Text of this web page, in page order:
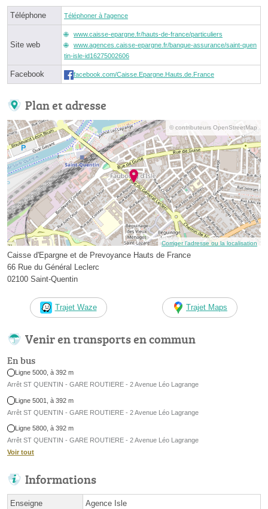
Téléphone Téléphoner à l'agence
Site web
www.caisse-epargne.fr/hauts-de-france/particuliers
www.agences.caisse-epargne.fr/banque-assurance/saint-quen
tin-isle-id16275002606
Facebook facebook.com/Caisse.Epargne.Hauts.de.France
Plan et adresse
© contributeurs OpenStreetMap
Corriger l’adresse ou la localisation
Caisse d'Epargne et de Prevoyance Hauts de France
66 Rue du Général Leclerc
02100 Saint-Quentin
Trajet Waze Trajet Maps
Venir en transports en commun
En bus
Ligne 5000, à 392 m
Arrêt ST QUENTIN - GARE ROUTIERE - 2 Avenue Léo Lagrange
Ligne 5001, à 392 m
Arrêt ST QUENTIN - GARE ROUTIERE - 2 Avenue Léo Lagrange
Ligne 5800, à 392 m
Arrêt ST QUENTIN - GARE ROUTIERE - 2 Avenue Léo Lagrange
Voir tout
Informations
Enseigne Agence Isle